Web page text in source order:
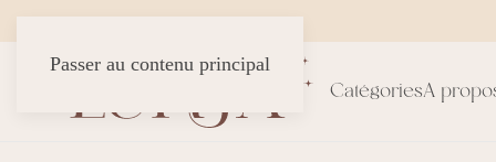
Passer au contenu principal
CatégoriesA